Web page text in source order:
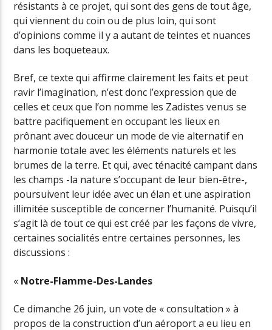
résistants à ce projet, qui sont des gens de tout âge,
qui viennent du coin ou de plus loin, qui sont
d’opinions comme il y a autant de teintes et nuances
dans les boqueteaux.
Bref, ce texte qui affirme clairement les faits et peut
ravir l’imagination, n’est donc l’expression que de
celles et ceux que l’on nomme les Zadistes venus se
battre pacifiquement en occupant les lieux en
prônant avec douceur un mode de vie alternatif en
harmonie totale avec les éléments naturels et les
brumes de la terre. Et qui, avec ténacité campant dans
les champs -la nature s’occupant de leur bien-être-,
poursuivent leur idée avec un élan et une aspiration
illimitée susceptible de concerner l’humanité. Puisqu’il
s’agit là de tout ce qui est créé par les façons de vivre,
certaines socialités entre certaines personnes, les
discussions :
« Notre-Flamme-Des-Landes
Ce dimanche 26 juin, un vote de « consultation » à
propos de la construction d’un aéroport a eu lieu en